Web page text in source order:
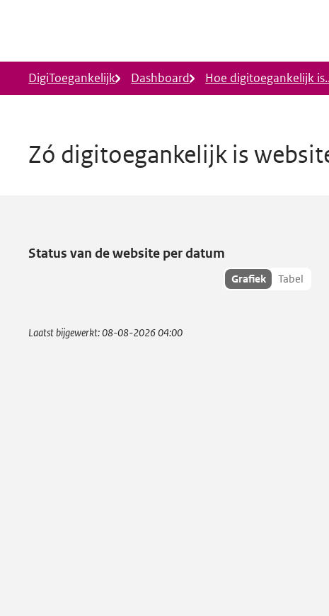
DigiToegankelijk Dashboard Hoe digitoegankelijk
Zó digitoegankelijk is
www.metenvanduurzaamheid.nl
Status van de website per datum
Toon
Grafiek Tabel
Laatst bijgewerkt:08-08-2026 04:00